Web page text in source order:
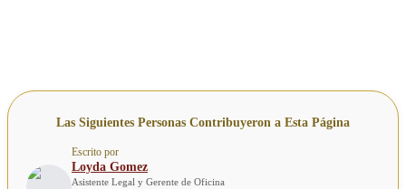
Las Siguientes Personas Contribuyeron a Esta Página
Escrito por
Loyda Gomez
Asistente Legal y Gerente de Oficina